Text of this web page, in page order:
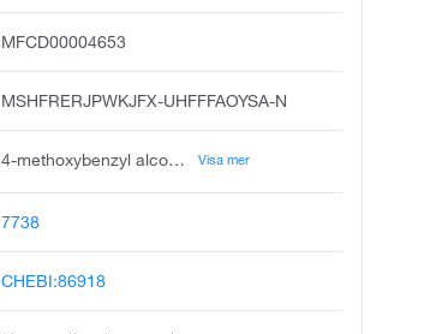
MFCD00004653
MSHFRERJPWKJFX-UHFFFAOYSA-N
4-methoxybenzyl alcohol, 4-methoxyphenyl methanol, anise alcohol, anisyl alcohol, p-anisyl alcohol, p-methoxybenzyl alcohol, benzenemethanol, 4-methoxy, anisic alcohol, p-anisol alcohol, 4-methoxybenzenemethanol Visa mer
7738
CHEBI:86918